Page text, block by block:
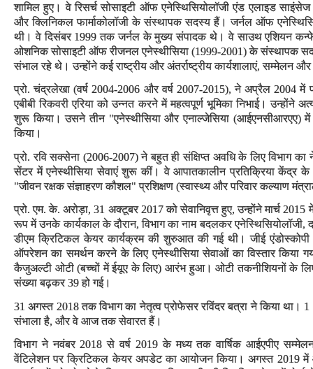
शामिल हुए। वे रिसर्च सोसाइटी ऑफ एनेस्थिसियोलॉजी एंड एलाइड
और क्लिनिकल फार्माकोलॉजी के संस्थापक सदस्य हैं। जर्नल ऑफ
थी। वे दिसंबर 1999 तक जर्नल के मुख्य संपादक थे। वे साउथ एशियन
ओशनिक सोसाइटी ऑफ रीजनल एनेस्थीसिया (1999-2001) के संस्थापक
संभाल रहे थे। उन्होंने कई राष्ट्रीय और अंतर्राष्ट्रीय कार्यशालाएं, सम्मेलन
प्रो. चंद्रलेखा (वर्ष 2004-2006 और वर्ष 2007-2015), ने अप्रैल 2004
एबीबी रिकवरी एरिया को उन्नत करने में महत्वपूर्ण भूमिका निभाई। उन्होंने
शुरू किया। उसने तीन "एनेस्थीसिया और एनाल्जेसिया (आईएनसीआरएए) में
किया।
प्रो. रवि सक्सेना (2006-2007) ने बहुत ही संक्षिप्त अवधि के लिए विभाग
सेंटर में एनेस्थीसिया सेवाएं शुरू कीं। वे आपातकालीन प्रतिक्रिया केंद्र के
"जीवन रक्षक संज्ञाहरण कौशल" प्रशिक्षण (स्वास्थ्य और परिवार कल्याण
प्रो. एम. के. अरोड़ा, 31 अक्टूबर 2017 को सेवानिवृत्त हुए, उन्होंने मार्च 2015
रूप में उनके कार्यकाल के दौरान, विभाग का नाम बदलकर एनेस्थिसियोलॉजी,
डीएम क्रिटिकल केयर कार्यक्रम की शुरुआत की गई थी। जीई
ऑपरेशन का समर्थन करने के लिए एनेस्थीसिया सेवाओं का विस्तार किया
कैजुअल्टी ओटी (बच्चों में ईयूए के लिए) आरंभ हुआ। ओटी तकनीशियनों के
संख्या बढ़कर 39 हो गई।
31 अगस्त 2018 तक विभाग का नेतृत्व प्रोफेसर रविंदर बत्रा ने किया था। 1
संभाला है, और वे आज तक सेवारत हैं।
विभाग ने नवंबर 2018 से वर्ष 2019 के मध्य तक वार्षिक आईएपीए
वेंटिलेशन पर क्रिटिकल केयर अपडेट का आयोजन किया। अगस्त 2019